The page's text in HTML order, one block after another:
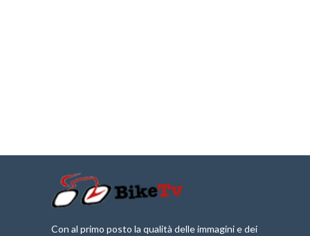
Con al primo posto la qualità delle immagini e dei